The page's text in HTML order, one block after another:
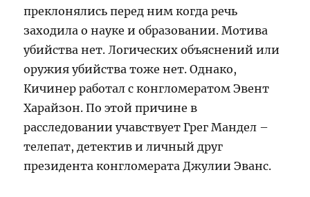
преклонялись перед ним когда речь
заходила о науке и образовании. Мотива
убийства нет. Логических объяснений или
оружия убийства тоже нет. Однако,
Кичинер работал с конгломератом Эвент
Харайзон. По этой причине в
расследовании учавствует Грег Мандел –
телепат, детектив и личный друг
президента конгломерата Джулии Эванс.